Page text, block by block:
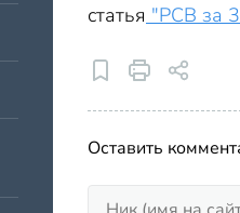
статья "РСВ за
Оставить